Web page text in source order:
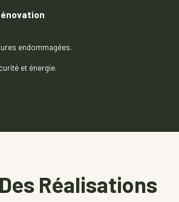
endommagées.
et énergie.
Réalisations